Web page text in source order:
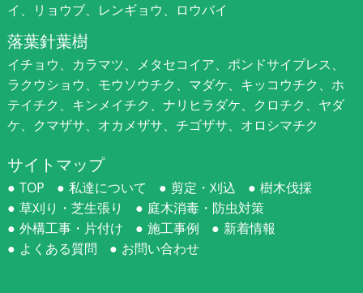
イ、リョウブ、レンギョウ、ロウバイ
落葉針葉樹
イチョウ、カラマツ、メタセコイア、ポンドサイプレス、
ラクウショウ、モウソウチク、マダケ、キッコウチク、ホ
テイチク、キンメイチク、ナリヒラダケ、クロチク、ヤダ
ケ、クマザサ、オカメザサ、チゴザサ、オロシマチク
サイトマップ
TOP 私達について 剪定・刈込
樹木伐採
草刈り・芝生張り
庭木消毒・防虫対策
外構工事・片付け
施工事例
新着情報
よくある質問
お問い合わせ